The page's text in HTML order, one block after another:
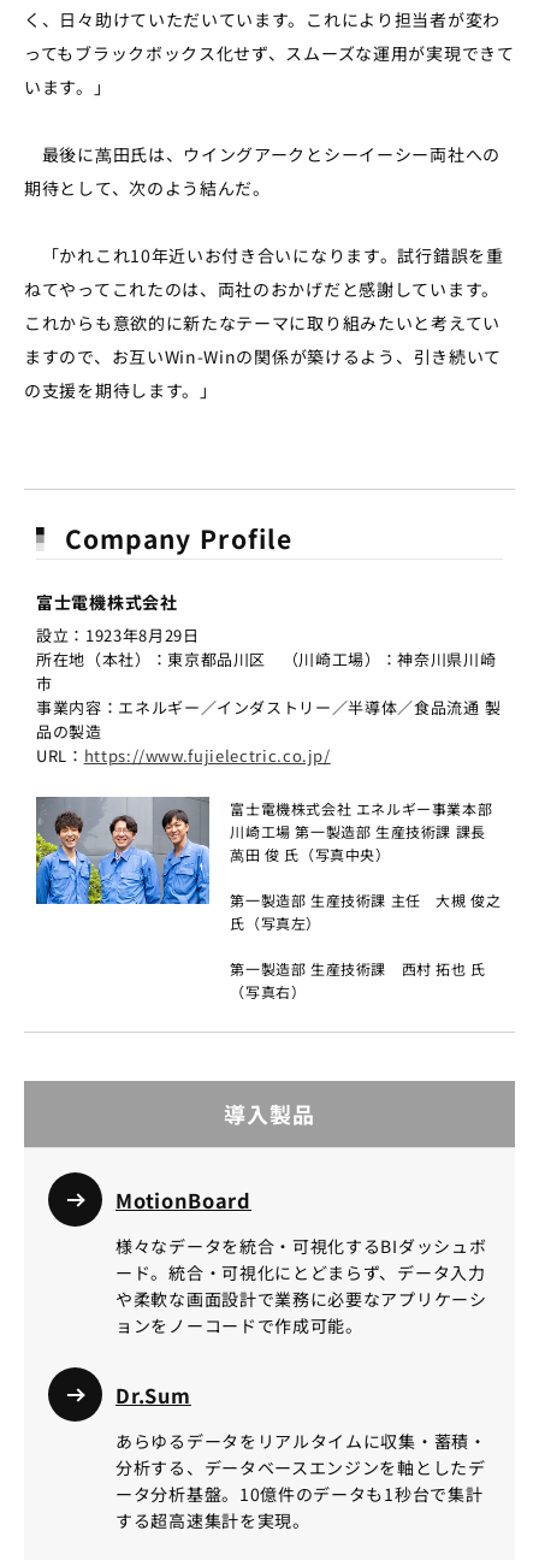
く、日々助けていただいています。これにより担当者が変わ
ってもブラックボックス化せず、スムーズな運用が実現できて
います。」
最後に萬田氏は、ウイングアークとシーイーシー両社への
期待として、次のよう結んだ。
「かれこれ10年近いお付き合いになります。試行錯誤を重
ねてやってこれたのは、両社のおかげだと感謝しています。
これからも意欲的に新たなテーマに取り組みたいと考えてい
ますので、お互いWin-Winの関係が築けるよう、引き続いて
の支援を期待します。」
Company Profile
富士電機株式会社
設立：1923年8月29日
所在地（本社）：東京都品川区 （川崎工場）：神奈川県川崎
市
事業内容：エネルギー／インダストリー／半導体／食品流通 製
品の製造
URL： https://www.fujielectric.co.jp/
富士電機株式会社 エネルギー事業本部
川崎工場 第一製造部 生産技術課 課長
萬田 俊 氏（写真中央）
第一製造部 生産技術課 主任 大槻 俊之
氏（写真左）
第一製造部 生産技術課 西村 拓也 氏
（写真右）
導入製品
MotionBoard
様々なデータを統合・可視化するBIダッシュボ
ード。統合・可視化にとどまらず、データ入力
や柔軟な画面設計で業務に必要なアプリケーシ
ョンをノーコードで作成可能。
Dr.Sum
あらゆるデータをリアルタイムに収集・蓄積・
分析する、データベースエンジンを軸としたデ
ータ分析基盤。10億件のデータも1秒台で集計
する超高速集計を実現。